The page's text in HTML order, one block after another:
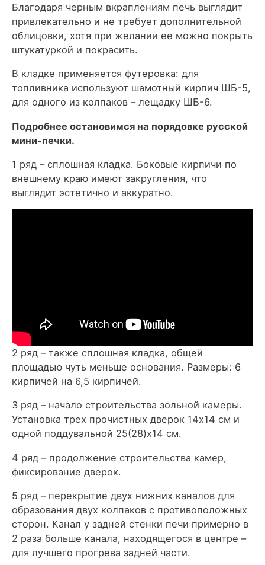
Благодаря черным вкраплениям печь выглядит
привлекательно и не требует дополнительной
облицовки, хотя при желании ее можно покрыть
штукатуркой и покрасить.
В кладке применяется футеровка: для
топливника используют шамотный кирпич ШБ-5,
для одного из колпаков – лещадку ШБ-6.
Подробнее остановимся на порядовке русской
мини-печки.
1 ряд – сплошная кладка. Боковые кирпичи по
внешнему краю имеют закругления, что
выглядит эстетично и аккуратно.
2 ряд – также сплошная кладка, общей
площадью чуть меньше основания. Размеры: 6
кирпичей на 6,5 кирпичей.
3 ряд – начало строительства зольной камеры.
Установка трех прочистных дверок 14х14 см и
одной поддувальной 25(28)х14 см.
4 ряд – продолжение строительства камер,
фиксирование дверок.
5 ряд – перекрытие двух нижних каналов для
образования двух колпаков с противоположных
сторон. Канал у задней стенки печи примерно в
2 раза больше канала, находящегося в центре –
для лучшего прогрева задней части.